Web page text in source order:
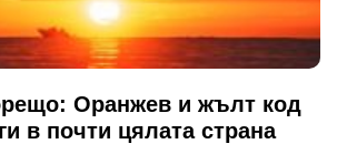
Оранжев и жълт код
в почти цялата страна